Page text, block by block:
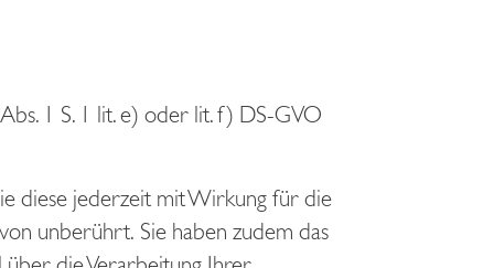
1 S. 1 lit. e) oder lit. f) DS-GVO
diese jederzeit mit Wirkung für die
unberührt. Sie haben zudem das